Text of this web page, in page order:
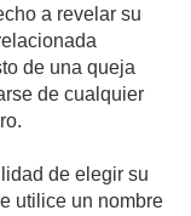
a revelar su
de una queja
de cualquier
de elegir su
utilice un nombre